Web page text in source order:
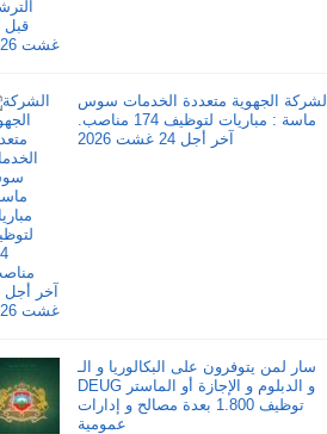
الشركة الجهوية متعددة الخدمات سوس
ماسة : مباريات لتوظيف 174 مناصب.
آخر أجل 24 غشت 2026
سار لمن يتوفرون على البكالوريا و الـ
DEUG و الدبلوم و الإجازة أو الماستر
توظيف 1.800 بعدة مصالح و إدارات
عمومية